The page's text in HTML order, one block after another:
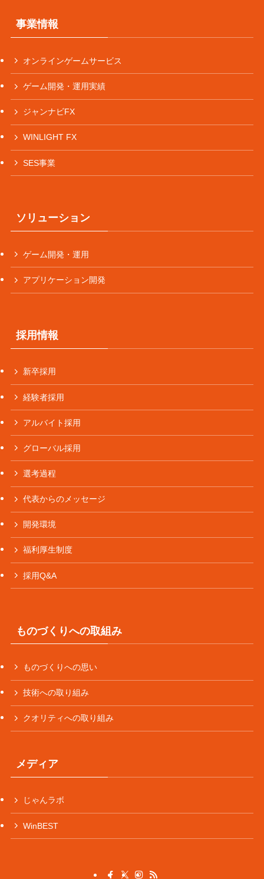
事業情報
オンラインゲームサービス
ゲーム開発・運用実績
ジャンナビFX
WINLIGHT FX
SES事業
ソリューション
ゲーム開発・運用
アプリケーション開発
採用情報
新卒採用
経験者採用
アルバイト採用
グローバル採用
選考過程
代表からのメッセージ
開発環境
福利厚生制度
採用Q&A
ものづくりへの取組み
ものづくりへの思い
技術への取り組み
クオリティへの取り組み
メディア
じゃんラボ
WinBEST